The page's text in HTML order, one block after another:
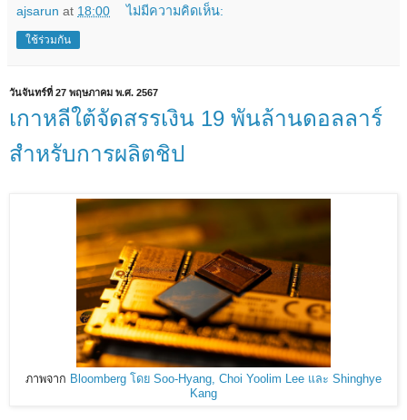
ajsarun at 18:00 ไม่มีความคิดเห็น:
ใช้ร่วมกัน
วันจันทร์ที่ 27 พฤษภาคม พ.ศ. 2567
เกาหลีใต้จัดสรรเงิน 19 พันล้านดอลลาร์
สำหรับการผลิตชิป
ภาพจาก Bloomberg โดย Soo-Hyang, Choi Yoolim Lee และ Shinghye
Kang